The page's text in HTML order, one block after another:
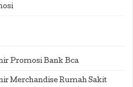
Promosi Bank Bca
Merchandise Rumah Sakit